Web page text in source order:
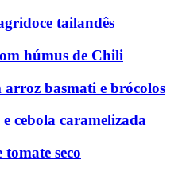
tailandês
húmus de Chili
basmati e brócolos
cebola caramelizada
seco